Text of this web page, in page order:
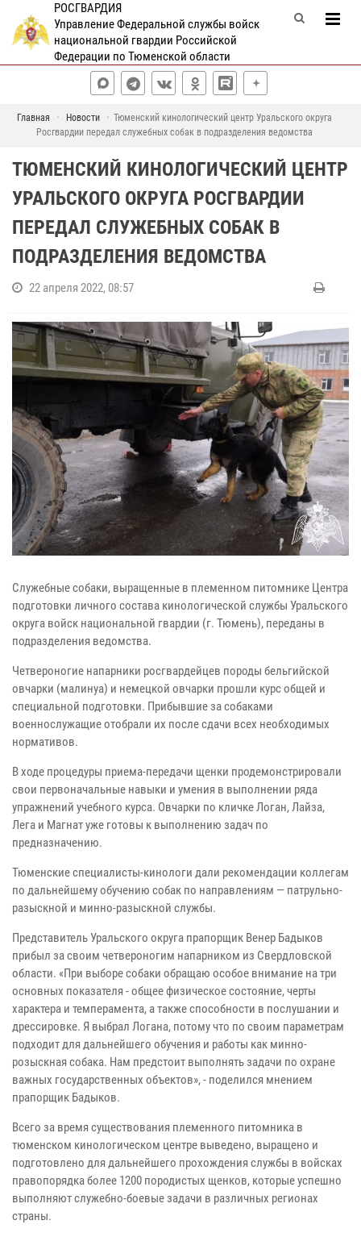
РОСГВАРДИЯ
Управление Федеральной службы войск
национальной гвардии Российской
Федерации по Тюменской области
Главная Новости
Тюменский кинологический центр Уральского округа
Росгвардии передал служебных собак в подразделения ведомства
ТЮМЕНСКИЙ КИНОЛОГИЧЕСКИЙ ЦЕНТР
УРАЛЬСКОГО ОКРУГА РОСГВАРДИИ
ПЕРЕДАЛ СЛУЖЕБНЫХ СОБАК В
ПОДРАЗДЕЛЕНИЯ ВЕДОМСТВА
22 апреля 2022, 08:57
Служебные собаки, выращенные в племенном питомнике Центра
подготовки личного состава кинологической службы Уральского
округа войск национальной гвардии (г. Тюмень), переданы в
подразделения ведомства.
Четвероногие напарники росгвардейцев породы бельгийской
овчарки (малинуа) и немецкой овчарки прошли курс общей и
специальной подготовки. Прибывшие за собаками
военнослужащие отобрали их после сдачи всех необходимых
нормативов.
В ходе процедуры приема-передачи щенки продемонстрировали
свои первоначальные навыки и умения в выполнении ряда
упражнений учебного курса. Овчарки по кличке Логан, Лайза,
Лега и Магнат уже готовы к выполнению задач по
предназначению.
Тюменские специалисты-кинологи дали рекомендации коллегам
по дальнейшему обучению собак по направлениям — патрульно-
разыскной и минно-разыскной службы.
Представитель Уральского округа прапорщик Венер Бадыков
прибыл за своим четвероногим напарником из Свердловской
области. «При выборе собаки обращаю особое внимание на три
основных показателя - общее физическое состояние, черты
характера и темперамента, а также способности в послушании и
дрессировке. Я выбрал Логана, потому что по своим параметрам
подходит для дальнейшего обучения и работы как минно-
розыскная собака. Нам предстоит выполнять задачи по охране
важных государственных объектов», - поделился мнением
прапорщик Бадыков.
Всего за время существования племенного питомника в
тюменском кинологическом центре выведено, выращено и
подготовлено для дальнейшего прохождения службы в войсках
правопорядка более 1200 породистых щенков, которые успешно
выполняют служебно-боевые задачи в различных регионах
страны.